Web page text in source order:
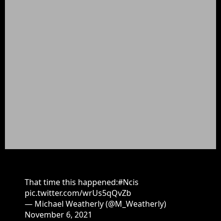
That time this happened:#Ncis
pic.twitter.com/wrUs5qQvZb
— Michael Weatherly (@M_Weatherly)
November 6, 2021